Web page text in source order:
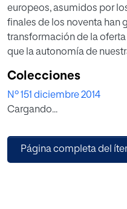
europeos, asumidos por
finales de los noventa han
transformación de la
que la autonomía de
gestión de la calidad de
de mecanismos internos y
calidad.
Colecciones
Nº 151 diciembre 2014
Cargando...
Página completa del